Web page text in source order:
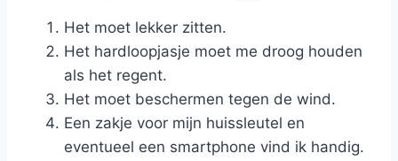
Het moet lekker zitten.
Het hardloopjasje moet me droog houden
als het regent.
Het moet beschermen tegen de wind.
Een zakje voor mijn huissleutel en
eventueel een smartphone vind ik handig.